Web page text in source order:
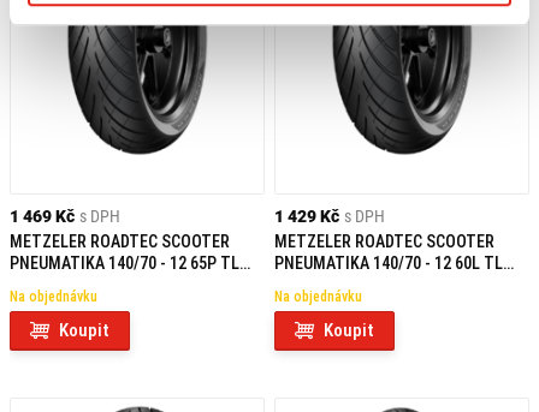
1 469 Kč s DPH
METZELER ROADTEC SCOOTER
PNEUMATIKA 140/70 - 12 65P TL
Na objednávku
Koupit
1 429 Kč s DPH
METZELER ROADTEC SCOOTER
PNEUMATIKA 140/70 - 12 60L TL
Na objednávku
Koupit